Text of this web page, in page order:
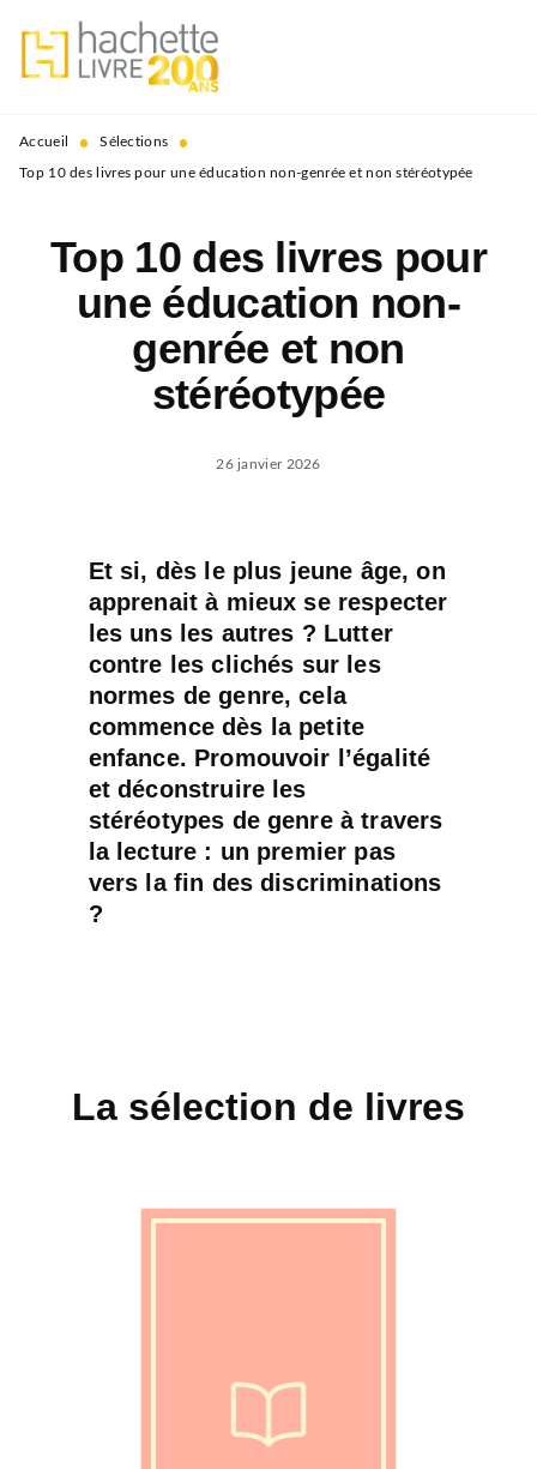
MENU RECHERCHE
PIED DE PAGE
Accueil • Sélections •
Top 10 des livres pour une éducation non-genrée et non stéréotypée
Top 10 des livres pour
une éducation non-
genrée et non
stéréotypée
26 janvier 2026
Et si, dès le plus jeune âge, on
apprenait à mieux se respecter
les uns les autres ? Lutter
contre les clichés sur les
normes de genre, cela
commence dès la petite
enfance. Promouvoir l’égalité
et déconstruire les
stéréotypes de genre à travers
la lecture : un premier pas
vers la fin des discriminations
?
La sélection de livres